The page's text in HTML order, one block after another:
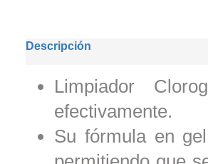
Descripción
Limpiador
efectivamente.
Su fórmula en